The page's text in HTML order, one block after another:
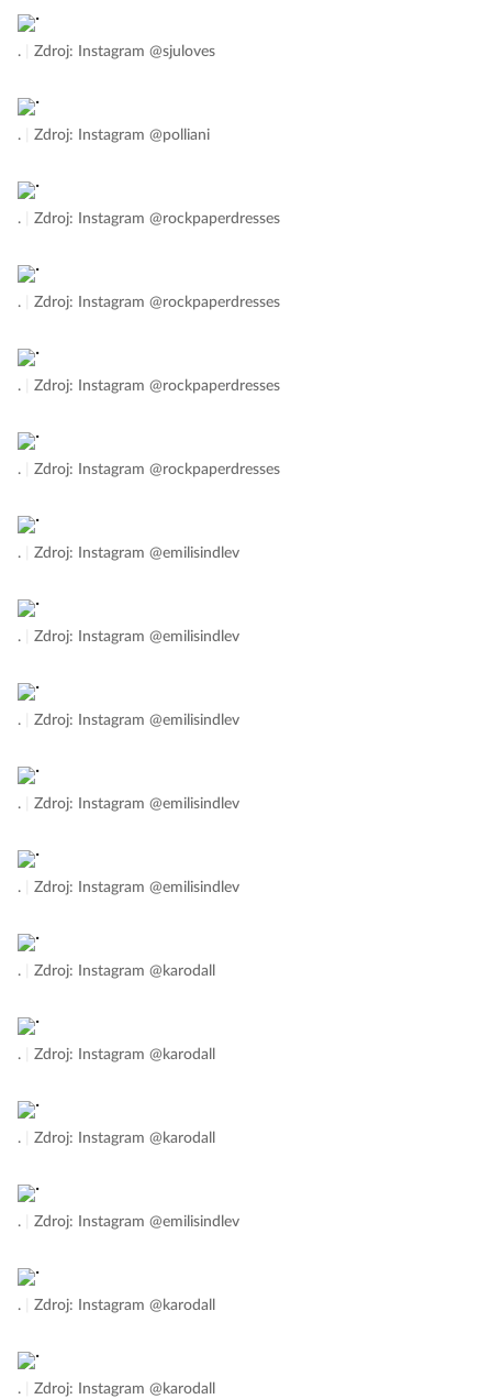
. Zdroj: Instagram @sjuloves
. Zdroj: Instagram @polliani
. Zdroj: Instagram @rockpaperdresses
. Zdroj: Instagram @rockpaperdresses
. Zdroj: Instagram @rockpaperdresses
. Zdroj: Instagram @rockpaperdresses
. Zdroj: Instagram @emilisindlev
. Zdroj: Instagram @emilisindlev
. Zdroj: Instagram @emilisindlev
. Zdroj: Instagram @emilisindlev
. Zdroj: Instagram @emilisindlev
. Zdroj: Instagram @karodall
. Zdroj: Instagram @karodall
. Zdroj: Instagram @karodall
. Zdroj: Instagram @emilisindlev
. Zdroj: Instagram @karodall
. Zdroj: Instagram @karodall